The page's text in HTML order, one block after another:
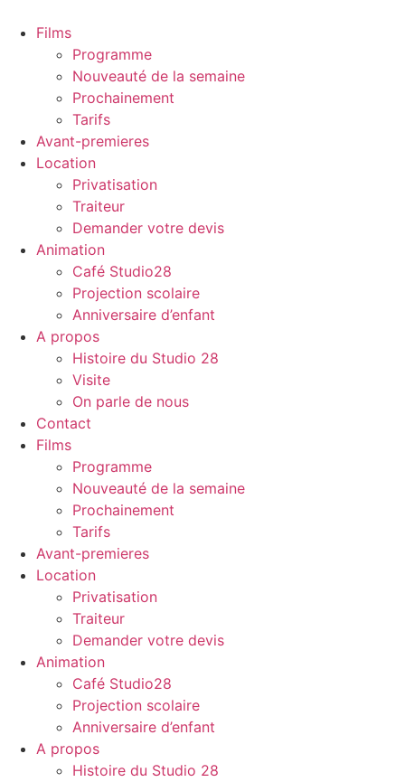
Films
Programme
Nouveauté de la semaine
Prochainement
Tarifs
Avant-premieres
Location
Privatisation
Traiteur
Demander votre devis
Animation
Café Studio28
Projection scolaire
Anniversaire d’enfant
A propos
Histoire du Studio 28
Visite
On parle de nous
Contact
Films
Programme
Nouveauté de la semaine
Prochainement
Tarifs
Avant-premieres
Location
Privatisation
Traiteur
Demander votre devis
Animation
Café Studio28
Projection scolaire
Anniversaire d’enfant
A propos
Histoire du Studio 28